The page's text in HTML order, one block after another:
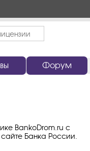
Форум
BankoDrom.ru с
Банка России.